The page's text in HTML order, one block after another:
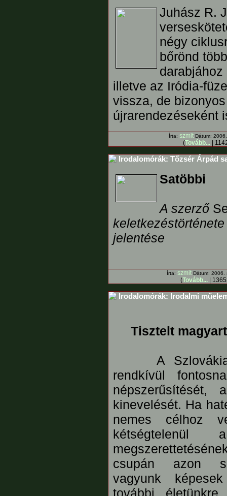
Juhász R.
négy
bőrönd
illetve az Iródia-
vissza, de
újrarendezéseként
Írta: szmit Dátum:
(Tovább... |
Irodalomórák: Tőzsér Árpád
Satöbbi
A szerző
jelentése
Írta: szmit Dátum: 2006.
(Tovább...|
Irodalomórák: Irodalmi
Tisztelt
A
rendkívül
népszerűsítését,
kinevelését. Ha
nemes célhoz
kétségtelenül
csupán azon
vagyunk
további